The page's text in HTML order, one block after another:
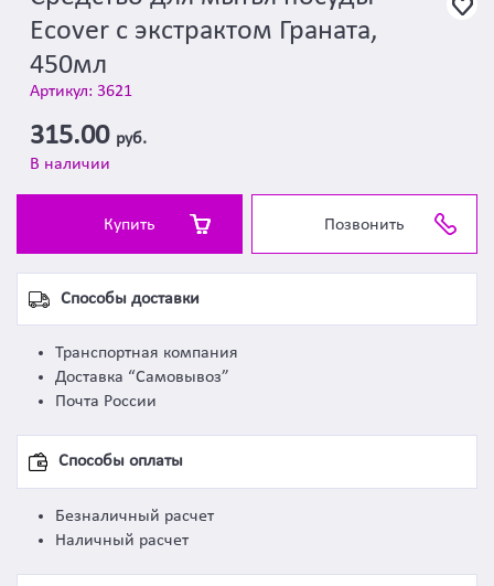
Ecover с экстрактом Граната,
450мл
Артикул: 3621
315.00 руб.
В наличии
Купить Позвонить
Способы доставки
Транспортная компания
Доставка “Самовывоз”
Почта России
Способы оплаты
Безналичный расчет
Наличный расчет